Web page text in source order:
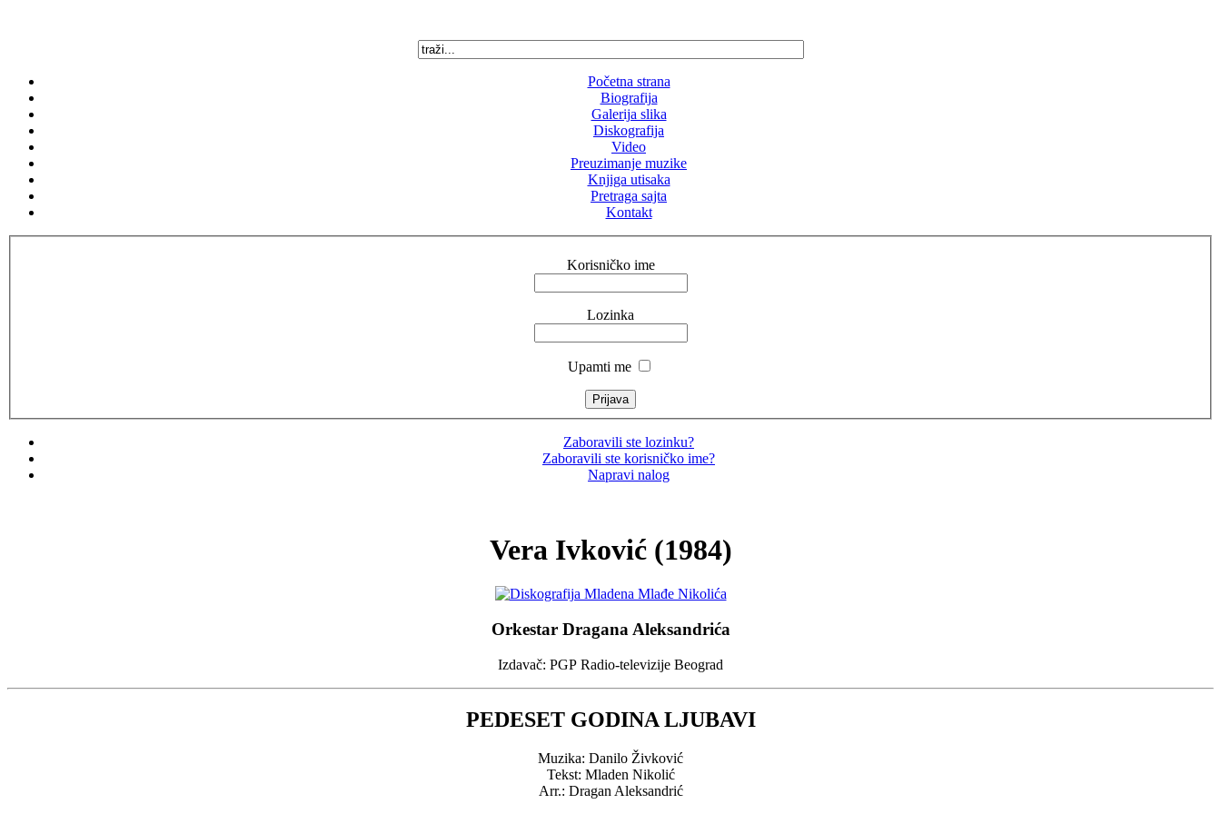
Početna strana
Biografija
Galerija slika
Diskografija
Video
Preuzimanje muzike
Knjiga utisaka
Pretraga sajta
Kontakt
Korisničko ime
Lozinka
Upamti me
Zaboravili ste lozinku?
Zaboravili ste korisničko ime?
Napravi nalog
Vera Ivković (1984)
Orkestar Dragana Aleksandrića
Izdavač: PGP Radio-televizije Beograd
PEDESET GODINA LJUBAVI
Muzika: Danilo Živković
Tekst: Mladen Nikolić
Arr.: Dragan Aleksandrić